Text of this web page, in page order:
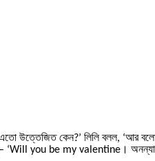
এতো উত্তেজিত কেন?’ লিলি বলল, ‘আর
– ‘Will you be my valentine।